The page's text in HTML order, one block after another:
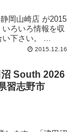
集してみました。 よろしければ最後までお付き合い下さい。 ...
2015.12.16
South 2026
習志野市